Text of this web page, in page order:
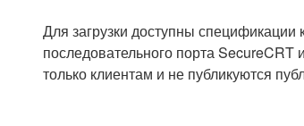
Для загрузки доступны
последовательного порта
только клиентам и не публикуются